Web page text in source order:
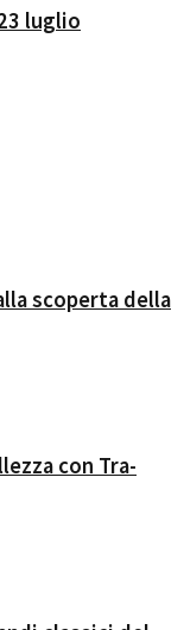
luglio
scoperta della
con Tra-